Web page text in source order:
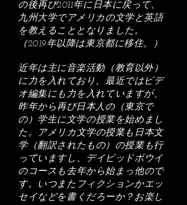
の後再び2011年に日本に戻って、
九州大学でアメリカの文学と英語
を教えることとなりました。
（2019年以降は東京都に移住。
）
近年は主に音楽活動（教育以外）
に力を入れており、最近ではビデ
オ編集にも力を入れていますが、
昨年から再び日本人の（東京で
の） 学生に文学の授業を始めまし
た。アメリカ文学の授業も日本文
学（翻訳されたもの）の授業も行
っていますし、デイビッドボウイ
のコースも去年から始まっ他ので
す。いつまたフィクションかエッ
セイなどを書くだろーか？お楽し